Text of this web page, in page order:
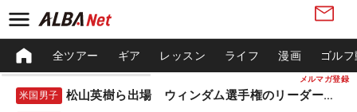
メルマガ登録
全ツアー ギア レッスン ライフ 漫画 ゴル
米国男子 松山英樹ら出場 ウィンダム選手権のリーダーボード